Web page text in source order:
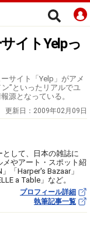
イトYelpっ
サイト「Yelp」がアメ
”といったリアルでユ
源となっている。
更新日： 2009年02月09日
して、日本の雑誌に
やアート・スポット紹
「Harper's Bazaar」
a Table」など。
プロフィール詳細
執筆記事一覧